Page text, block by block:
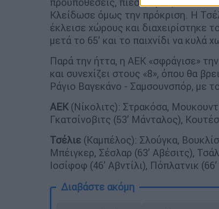
Κλείδωσε όμως την πρόκριση. Η
έκλεισε χώρους και διαχειρίστηκε
μετά το 65’ και το παιχνίδι να κυλά
Παρά την ήττα, η ΑΕΚ «σφράγισε»
και συνεχίζει στους «8», όπου θα
Ράγιο Βαγεκάνο - Σαμσουνσπόρ, με
ΑΕΚ (Νίκολιτς): Στρακόσα,
Γκατσίνοβιτς (53’ Μάνταλος),
Τσέλιε (Καμπέλος): Σλούγκα,
Μπέιγκερ, Σέσλαρ (63’ Αβέσιτς),
Ιοσίφοφ (46’ Αβντίλι), Πόπλατνικ
Διαβάστε ακόμη